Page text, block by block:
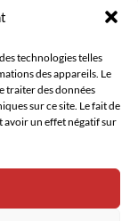
technologies telles
des appareils. Le
traiter des données
sur ce site. Le fait de
avoir un effet négatif sur